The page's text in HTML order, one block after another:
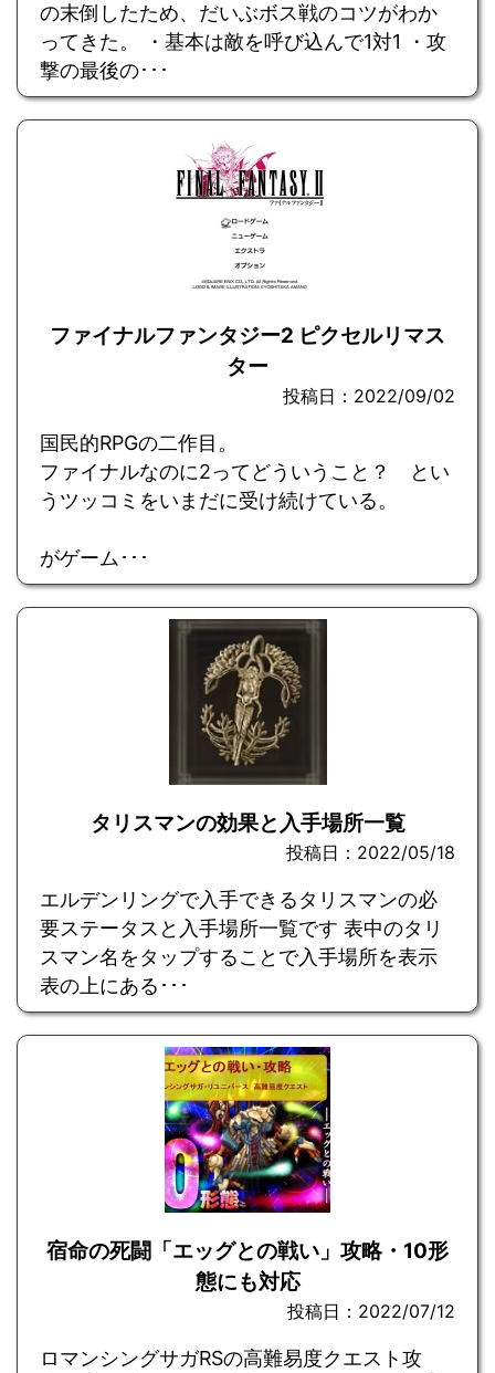
の末倒したため、だいぶボス戦のコツがわか
ってきた。 ・基本は敵を呼び込んで1対1 ・攻
撃の最後の･･･
ファイナルファンタジー2 ピクセルリマス
ター
投稿日：2022/09/02
国民的RPGの二作目。
ファイナルなのに2ってどういうこと？ とい
うツッコミをいまだに受け続けている。
がゲーム･･･
タリスマンの効果と入手場所一覧
投稿日：2022/05/18
エルデンリングで入手できるタリスマンの必
要ステータスと入手場所一覧です 表中のタリ
スマン名をタップすることで入手場所を表示
表の上にある･･･
宿命の死闘「エッグとの戦い」攻略・10形
態にも対応
投稿日：2022/07/12
ロマンシングサガRSの高難易度クエスト攻